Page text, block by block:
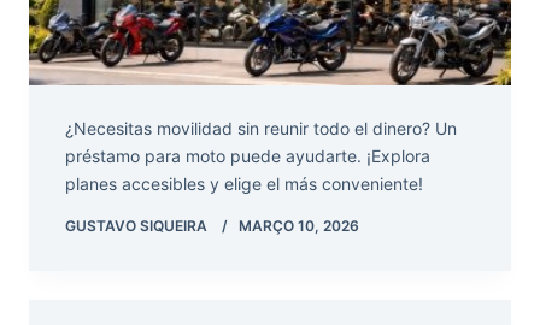
¿Necesitas movilidad sin reunir todo el dinero? Un
préstamo para moto puede ayudarte. ¡Explora
planes accesibles y elige el más conveniente!
GUSTAVO SIQUEIRA MARÇO 10, 2026